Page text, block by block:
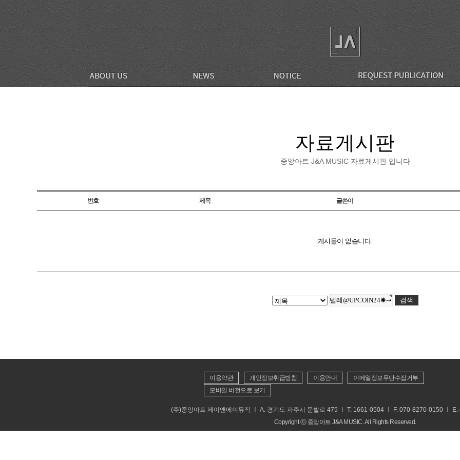
자료게시판
중앙아트 J&A MUSIC 자료게시판 입니다
번호 제목 글쓴이
게시물이 없습니다.
이용약관 개인정보취급방침 이용안내
이메일정보무단수집거부
모바일 버전으로 보기
(주)중앙아트 제이앤에이뮤직 ㅣ A. 경기도 파주시 문발로 475 ㅣ T. 1661-0504 ㅣ F. 070-8270-0150 ㅣ
Copyright ⓒ 중앙아트 J&A MUSIC. All Rights Reserved.